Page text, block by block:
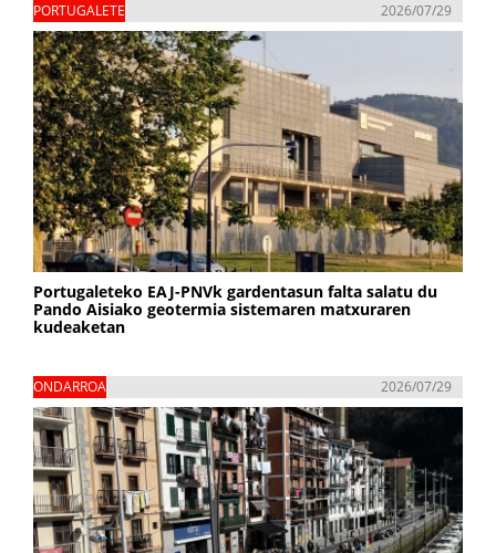
PORTUGALETE 2026/07/29
Portugaleteko EAJ-PNVk gardentasun falta salatu du
Pando Aisiako geotermia sistemaren matxuraren
kudeaketan
ONDARROA 2026/07/29